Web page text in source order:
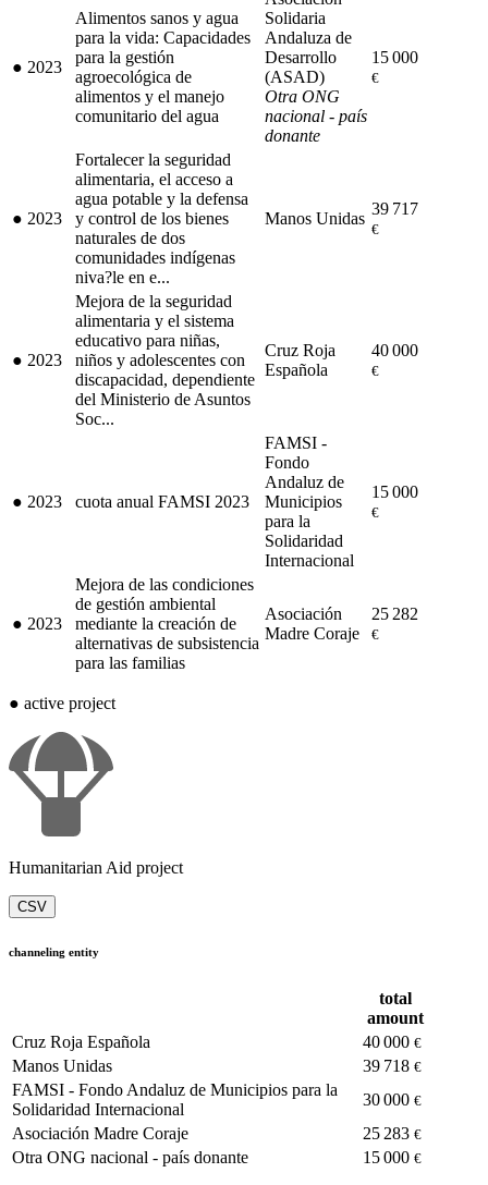
● 2023
Alimentos sanos y agua
para la vida: Capacidades
para la gestión
agroecológica de
alimentos y el manejo
comunitario del agua
Solidaria
Andaluza de
Desarrollo
(ASAD)
Otra ONG
nacional - país
donante
15 000
€
● 2023
Fortalecer la seguridad
alimentaria, el acceso a
agua potable y la defensa
y control de los bienes
naturales de dos
comunidades indígenas
niva?le en e...
Manos Unidas
39 717
€
● 2023
Mejora de la seguridad
alimentaria y el sistema
educativo para niñas,
niños y adolescentes con
discapacidad, dependiente
del Ministerio de Asuntos
Soc...
Cruz Roja
Española
40 000
€
● 2023 cuota anual FAMSI 2023
FAMSI -
Fondo
Andaluz de
Municipios
para la
Solidaridad
Internacional
15 000
€
● 2023
Mejora de las condiciones
de gestión ambiental
mediante la creación de
alternativas de subsistencia
para las familias
Asociación
Madre Coraje
25 282
€
● active project
Humanitarian Aid project
CSV
channeling entity
total
amount
Cruz Roja Española
40 000 €
Manos Unidas 39 718 €
FAMSI - Fondo Andaluz de Municipios para la
Solidaridad Internacional
30 000 €
Asociación Madre Coraje 25 283 €
Otra ONG nacional - país donante 15 000 €